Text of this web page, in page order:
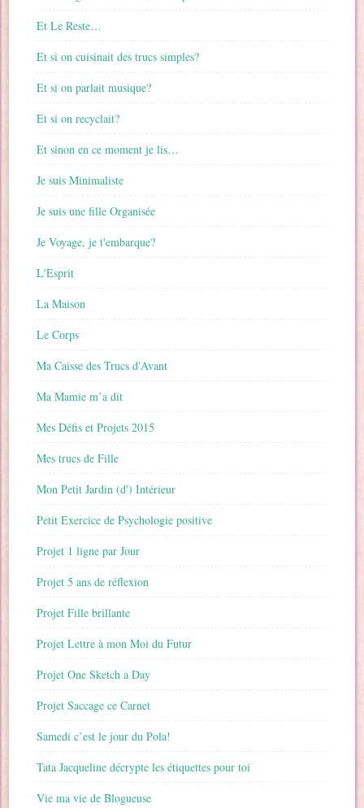
Et Le Reste…
Et si on cuisinait des trucs simples?
Et si on parlait musique?
Et si on recyclait?
Et sinon en ce moment je lis…
Je suis Minimaliste
Je suis une fille Organisée
Je Voyage, je t'embarque?
L'Esprit
La Maison
Le Corps
Ma Caisse des Trucs d'Avant
Ma Mamie m’a dit
Mes Défis et Projets 2015
Mes trucs de Fille
Mon Petit Jardin (d') Intérieur
Petit Exercice de Psychologie positive
Projet 1 ligne par Jour
Projet 5 ans de réflexion
Projet Fille brillante
Projet Lettre à mon Moi du Futur
Projet One Sketch a Day
Projet Saccage ce Carnet
Samedi c’est le jour du Pola!
Tata Jacqueline décrypte les étiquettes pour toi
Vie ma vie de Blogueuse